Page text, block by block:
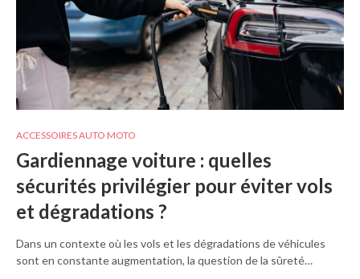
ACCESSOIRES AUTO MOTO
Gardiennage voiture : quelles
sécurités privilégier pour éviter vols
et dégradations ?
Dans un contexte où les vols et les dégradations de véhicules
sont en constante augmentation, la question de la sûreté…